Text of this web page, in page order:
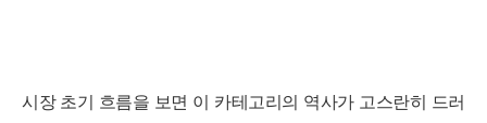
시장 초기 흐름을 보면 이 카테고리의 역사가 고스란히 드러